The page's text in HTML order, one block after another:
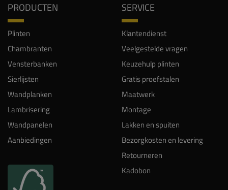
PRODUCTEN
Plinten
Chambranten
Vensterbanken
Sierlijsten
Wandplanken
Lambrisering
Wandpanelen
Aanbiedingen
SERVICE
Klantendienst
Veelgestelde vragen
Keuzehulp plinten
Gratis proefstalen
Maatwerk
Montage
Lakken en spuiten
Bezorgkosten en levering
Retourneren
Kadobon